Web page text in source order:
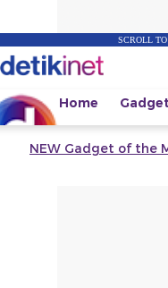
SCROLL
Home Gadget
NEW Gadget of the